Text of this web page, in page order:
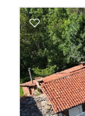
Locali
minimi
Qualsiasi